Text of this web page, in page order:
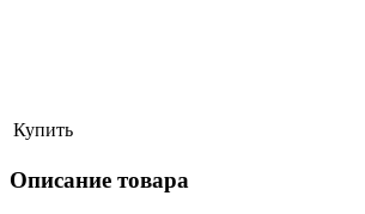
Купить
Описание товара